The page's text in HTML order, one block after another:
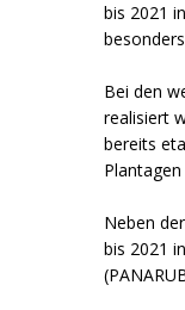
bis 2021
Bei den
realisiert
bereits
Neben
bis 2021